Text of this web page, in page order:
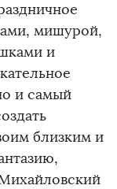
мишурой,
и
и самый
близким и